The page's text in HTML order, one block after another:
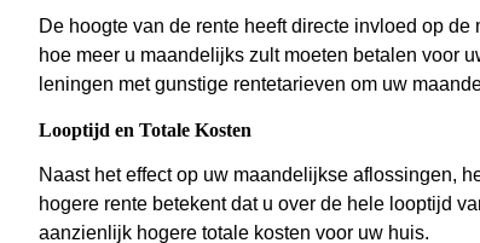
De hoogte van de rente heeft directe invloed op
hoe meer u maandelijks zult moeten betalen voor
leningen met gunstige rentetarieven om uw
Looptijd en Totale Kosten
Naast het effect op uw maandelijkse aflossingen,
hogere rente betekent dat u over de hele looptijd
aanzienlijk hogere totale kosten voor uw huis.